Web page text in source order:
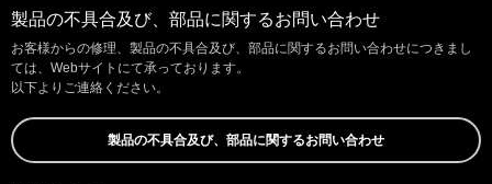
製品の不具合及び、部品に関するお問い合わせ
お客様からの修理、製品の不具合及び、部品に関するお問い合わせにつきまし
ては、Webサイトにて承っております。
以下よりご連絡ください。
製品の不具合及び、部品に関するお問い合わせ